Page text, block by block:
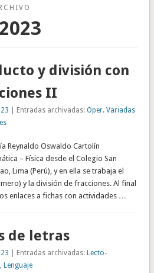
y división con
II
| Entradas archivadas:Oper. Variadas
Reynaldo Oswaldo Cartolín
– Física desde el Colegio San
Lima (Perú), y en ella se trabaja el
y la división de fracciones. Al final
enlaces a fichas con actividades …
de letras
| Entradas archivadas:Lecto-
,Lenguaje